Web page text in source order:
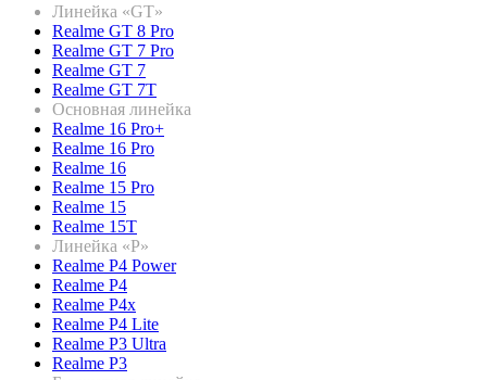
Линейка «GT»
Realme GT 8 Pro
Realme GT 7 Pro
Realme GT 7
Realme GT 7T
Основная линейка
Realme 16 Pro+
Realme 16 Pro
Realme 16
Realme 15 Pro
Realme 15
Realme 15T
Линейка «P»
Realme P4 Power
Realme P4
Realme P4x
Realme P4 Lite
Realme P3 Ultra
Realme P3